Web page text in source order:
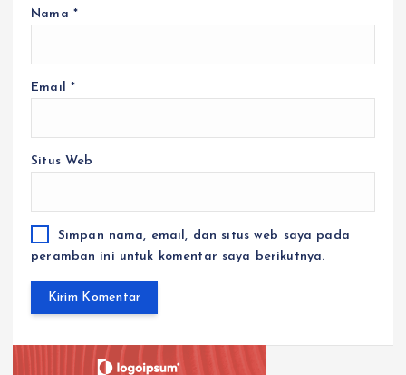
Nama *
Email *
Situs Web
Simpan nama, email, dan situs web saya pada
peramban ini untuk komentar saya berikutnya.